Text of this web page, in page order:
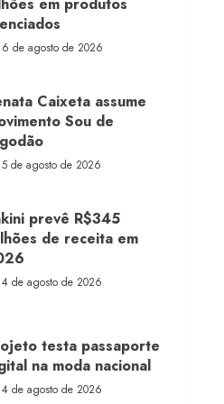
6 de agosto de 2026
Caixeta assume
Sou de
5 de agosto de 2026
prevê R$345
de receita em
4 de agosto de 2026
testa passaporte
na moda nacional
4 de agosto de 2026